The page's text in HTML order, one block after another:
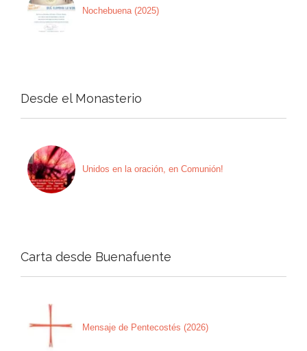
Nochebuena (2025)
Desde el Monasterio
Unidos en la oración, en Comunión!
Carta desde Buenafuente
Mensaje de Pentecostés (2026)